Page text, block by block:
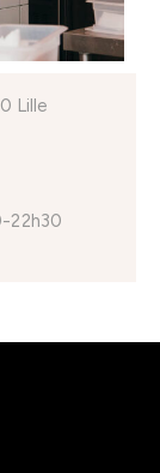
Lille
22h30